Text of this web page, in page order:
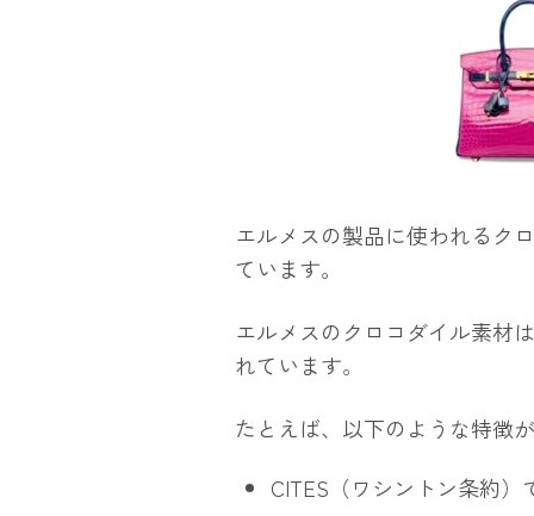
エルメスの製品に使われるク
ています。
エルメスのクロコダイル素材
れています。
たとえば、以下のような特徴
CITES（ワシントン条約